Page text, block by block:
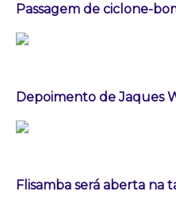
Passagem de ciclone-
Depoimento de Jaques
Flisamba será aberta na